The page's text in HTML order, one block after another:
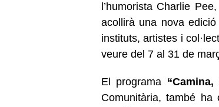
l’humorista Charlie
acollirà una nova
instituts, artistes i
veure del 7 al 31 de
El programa
Comunitària, també